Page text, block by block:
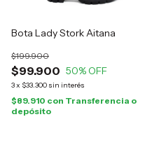
Bota Lady Stork Aitana
$99.900
$199.900
50% OFF
3x $33.300 sin interés
$89.910 con Transferencia o
depósito